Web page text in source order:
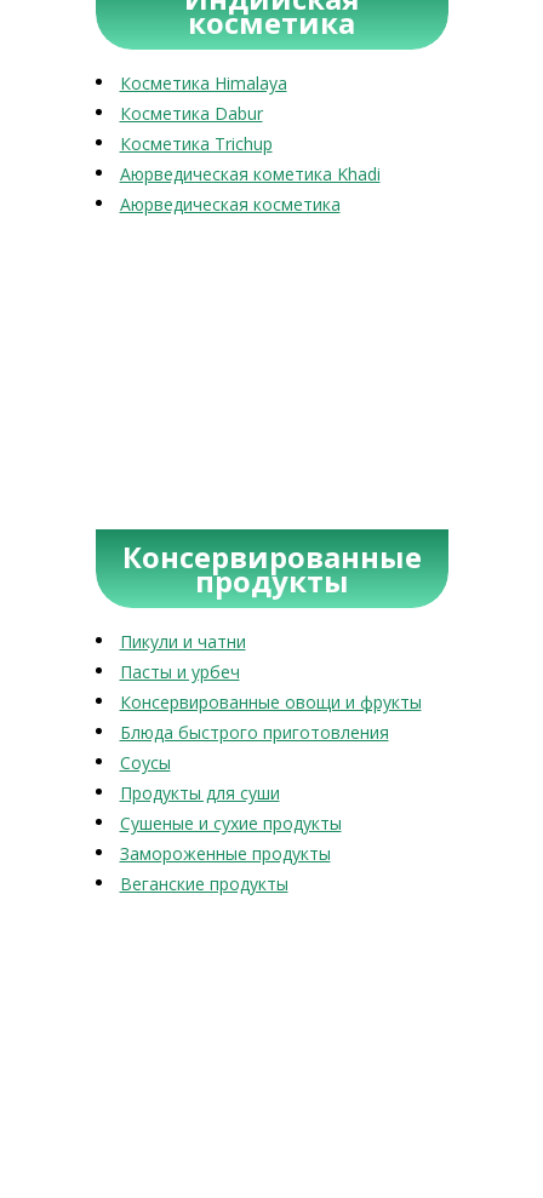
косметика
Косметика Himalaya
Косметика Dabur
Косметика Trichup
Аюрведическая кометика Khadi
Аюрведическая косметика
Консервированные
продукты
Пикули и чатни
Пасты и урбеч
Консервированные овощи и фрукты
Блюда быстрого приготовления
Соусы
Продукты для суши
Сушеные и сухие продукты
Замороженные продукты
Веганские продукты